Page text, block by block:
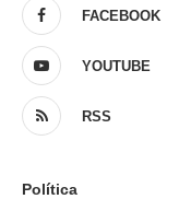
FACEBOOK
YOUTUBE
RSS
Política